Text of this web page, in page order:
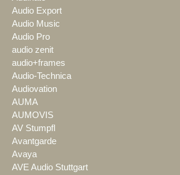
Audio Export
Audio Music
Audio Pro
audio zenit
audio+frames
Audio-Technica
Audiovation
AUMA
AUMOVIS
AV Stumpfl
Avantgarde
Avaya
AVE Audio Stuttgart